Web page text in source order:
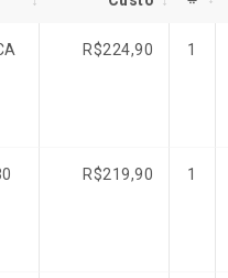
R$224,90 1
R$219,90 1